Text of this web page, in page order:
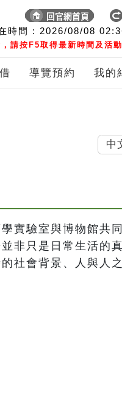
時間 : 2026/08/08
請按F5取得最新時間及活
導覽預約 我的
實驗室與博物館共同
非只是日常生活的真
社會背景、人與人之